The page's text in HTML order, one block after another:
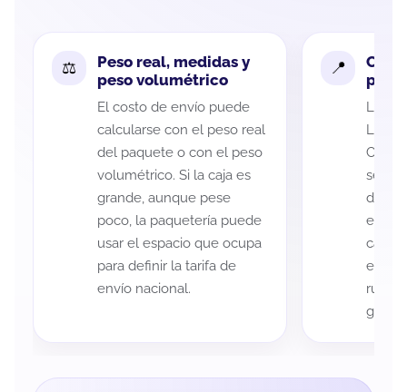
Peso real, medidas y
peso volumétrico
El costo de envío puede
calcularse con el peso real
del paquete o con el peso
volumétrico. Si la caja es
grande, aunque pese
poco, la paquetería puede
usar el espacio que ocupa
para definir la tarifa de
envío nacional.
La
Luis
de
cada
es
ruta
guía